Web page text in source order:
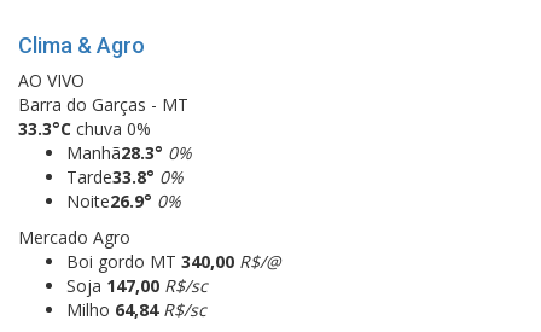
Clima & Agro
AO VIVO
Barra do Garças - MT
33.3°C chuva 0%
Manhã28.3° 0%
Tarde33.8° 0%
Noite26.9° 0%
Mercado Agro
Boi gordo MT 340,00 R$/@
Soja 147,00 R$/sc
Milho 64,84 R$/sc